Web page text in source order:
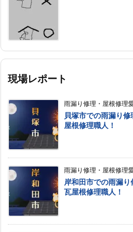
現場レポート
雨漏り修理・屋根修理
貝塚市での雨漏り
屋根修理職人！
雨漏り修理・屋根修理
岸和田市での雨漏
瓦屋根修理職人！